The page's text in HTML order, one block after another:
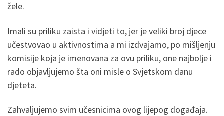
žele.
Imali su priliku zaista i vidjeti to, jer je veliki broj djece
učestvovao u aktivnostima a mi izdvajamo, po mišljenju
komisije koja je imenovana za ovu priliku, one najbolje i
rado objavljujemo šta oni misle o Svjetskom danu
djeteta.
Zahvaljujemo svim učesnicima ovog lijepog događaja.